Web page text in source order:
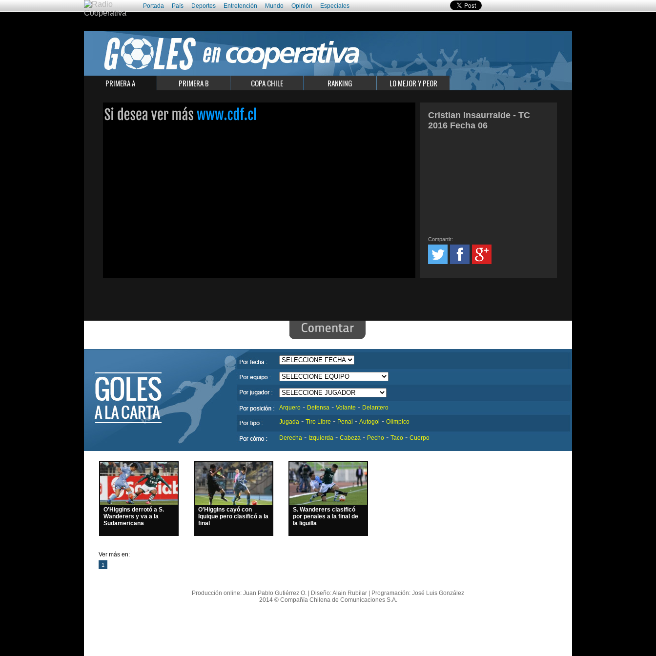
Portada País Deportes Entretención Mundo Opinión Especiales
PRIMERA A PRIMERA B COPA CHILE RANKING LO MEJOR Y PEOR
Cristian Insaurralde - TC
2016 Fecha 06
Compartir:
Arquero - Defensa - Volante - Delantero
Jugada - Tiro Libre - Penal - Autogol - Olímpico
Derecha - Izquierda - Cabeza - Pecho - Taco - Cuerpo
O'Higgins derrotó a S.
Wanderers y va a la
Sudamericana
O'Higgins cayó con
Iquique pero clasificó a la
final
S. Wanderers clasificó
por penales a la final de
la liguilla
Ver más en:
1
Producción online: Juan Pablo Gutiérrez O. | Diseño: Alain Rubilar | Programación: José Luis González
2014 © Compañía Chilena de Comunicaciones S.A.